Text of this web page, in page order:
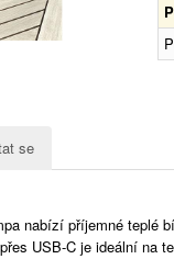
se
nabízí příjemné teplé
USB-C je ideální na